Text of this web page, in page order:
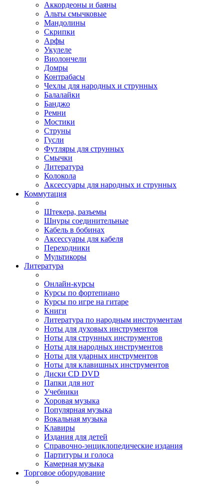
Аккордеоны и баяны
Альты смычковые
Мандолины
Скрипки
Арфы
Укулеле
Виолончели
Домры
Контрабасы
Чехлы для народных и струнных
Балалайки
Банджо
Ремни
Мостики
Струны
Гусли
Футляры для струнных
Смычки
Литература
Колокола
Аксессуары для народных и струнных
Коммутация
Штекера, разъемы
Шнуры соединительные
Кабель в бобинах
Аксессуары для кабеля
Переходники
Мультикоры
Литература
Онлайн-курсы
Курсы по фортепиано
Курсы по игре на гитаре
Книги
Литература по народным инструментам
Ноты для духовых инструментов
Ноты для струнных инструментов
Ноты для народных инструментов
Ноты для ударных инструментов
Ноты для клавишных инструментов
Диски CD DVD
Папки для нот
Учебники
Хоровая музыка
Популярная музыка
Вокальная музыка
Клавиры
Издания для детей
Справочно-энциклопедические издания
Партитуры и голоса
Камерная музыка
Торговое оборудование